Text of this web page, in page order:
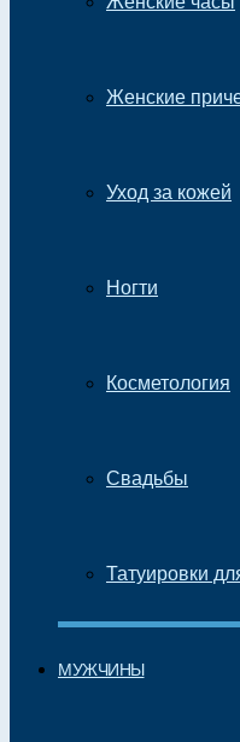
Женские
Уход за кожей
Ногти
Косметология
Свадьбы
Татуировки
МУЖЧИНЫ